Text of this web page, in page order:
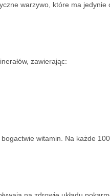
warzywo, które ma jedynie
zawierając:
witamin. Na każde